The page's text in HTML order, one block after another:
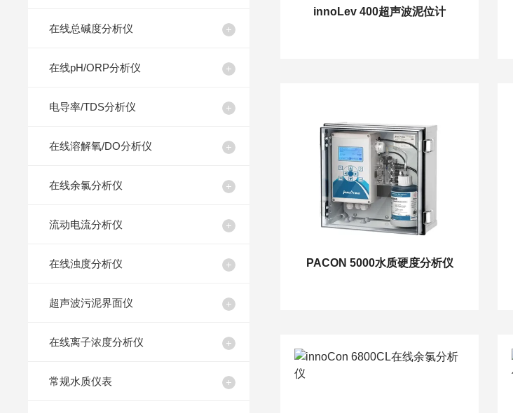
在线总碱度分析仪
在线pH/ORP分析仪
电导率/TDS分析仪
在线溶解氧/DO分析仪
在线余氯分析仪
流动电流分析仪
在线浊度分析仪
超声波污泥界面仪
在线离子浓度分析仪
常规水质仪表
innoLev 400超声波泥位计
PACON 5000水质硬度分析仪